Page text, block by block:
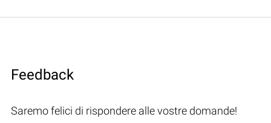
Feedback
Saremo felici di rispondere alle vostre domande!